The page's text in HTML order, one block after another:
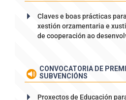
Claves e boas prácticas
xestión orzamentaria e
de cooperación ao
CONVOCATORIA DE
SUBVENCIÓNS
Proxectos de Educación